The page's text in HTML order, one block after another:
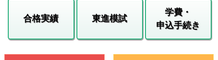
合格実績 東進模試
学費・
申込手続き